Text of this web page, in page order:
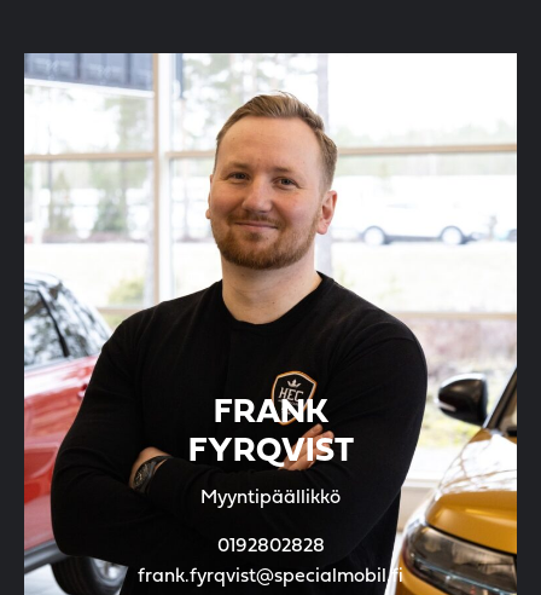
FRANK
FYRQVIST
Myyntipäällikkö
0192802828
frank.fyrqvist@specialmobil.fi